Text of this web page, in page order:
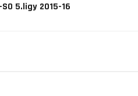
5.ligy 2015-16